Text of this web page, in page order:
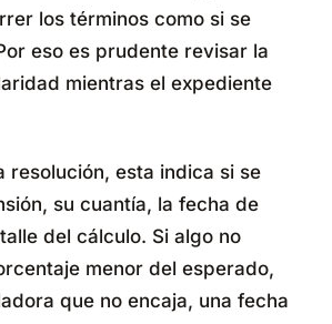
los términos como si se
eso es prudente revisar la
mientras el expediente
resolución, esta indica si se
su cuantía, la fecha de
del cálculo. Si algo no
menor del esperado,
que no encaja, una fecha